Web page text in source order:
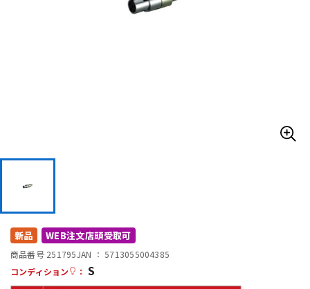
配信/ライブ機器
新品 WEB注文店頭受取可
商品番号 251795JAN ：5713055004385
コンディション
： S